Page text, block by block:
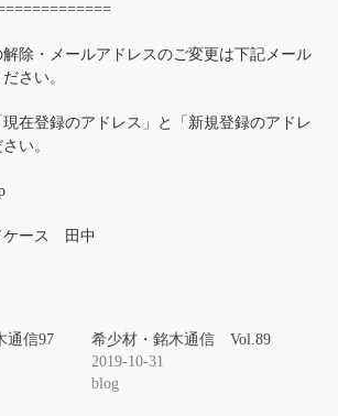
除・メールアドレスのご変更は下記メール
さい。
在登録のアドレス」と「新規登録のアドレ
い。
ース 田中
通信97
希少材・銘木通信 Vol.89
2019-10-31
blog